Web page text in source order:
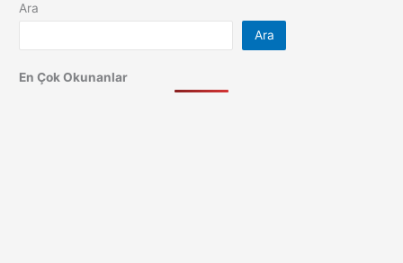
Ara
Ara
En Çok Okunanlar